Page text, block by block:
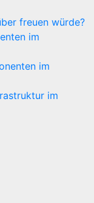
freuen würde?
im
im
im